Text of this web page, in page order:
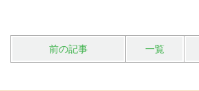
前の記事 一覧